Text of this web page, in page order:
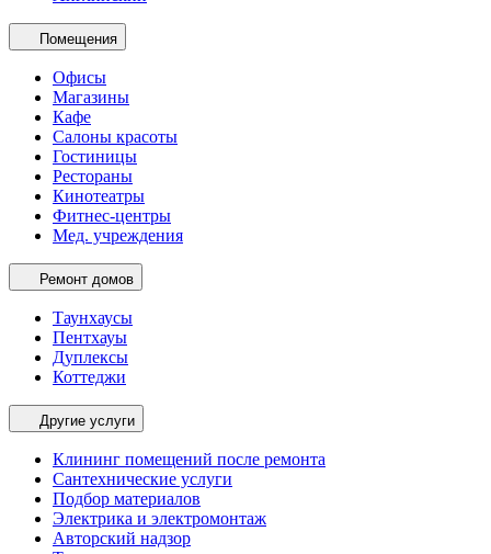
Помещения
Офисы
Магазины
Кафе
Салоны красоты
Гостиницы
Рестораны
Кинотеатры
Фитнес-центры
Мед. учреждения
Ремонт домов
Таунхаусы
Пентхауы
Дуплексы
Коттеджи
Другие услуги
Клининг помещений после ремонта
Сантехнические услуги
Подбор материалов
Электрика и электромонтаж
Авторский надзор